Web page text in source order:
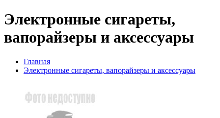
Электронные сигареты,
вапорайзеры и аксессуары
Главная
Электронные сигареты, вапорайзеры и аксессуары